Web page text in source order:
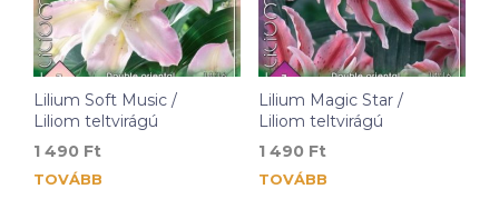
Lilium Soft Music /
Liliom teltvirágú
1 490 Ft
TOVÁBB
Lilium Magic Star /
Liliom teltvirágú
1 490 Ft
TOVÁBB